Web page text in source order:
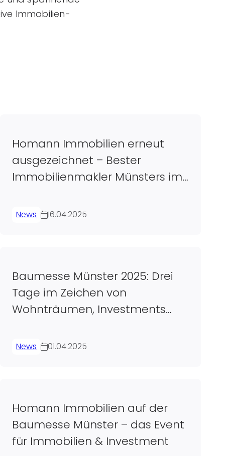
Immobilien-
Homann Immobilien erneut
ausgezeichnet – Bester
Immobilienmakler Münsters im
News 16.04.2025
Baumesse Münster 2025: Drei
Tage im Zeichen von
Wohnträumen, Investments
News 01.04.2025
Homann Immobilien auf der
Baumesse Münster – das Event
für Immobilien & Investment